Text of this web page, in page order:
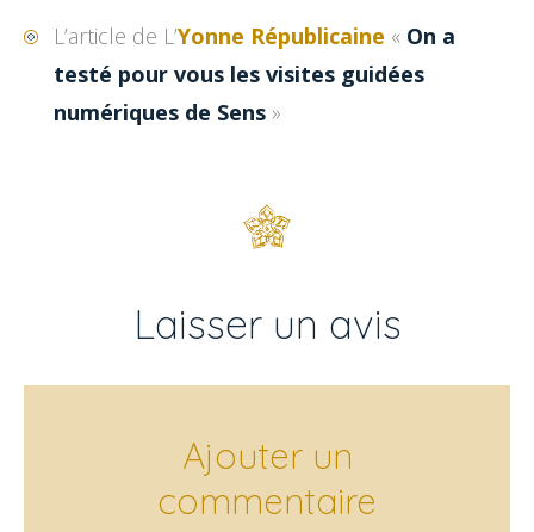
L’article de L’Yonne Républicaine « On a
testé pour vous les visites guidées
numériques de Sens »
Laisser un avis
Ajouter un
commentaire